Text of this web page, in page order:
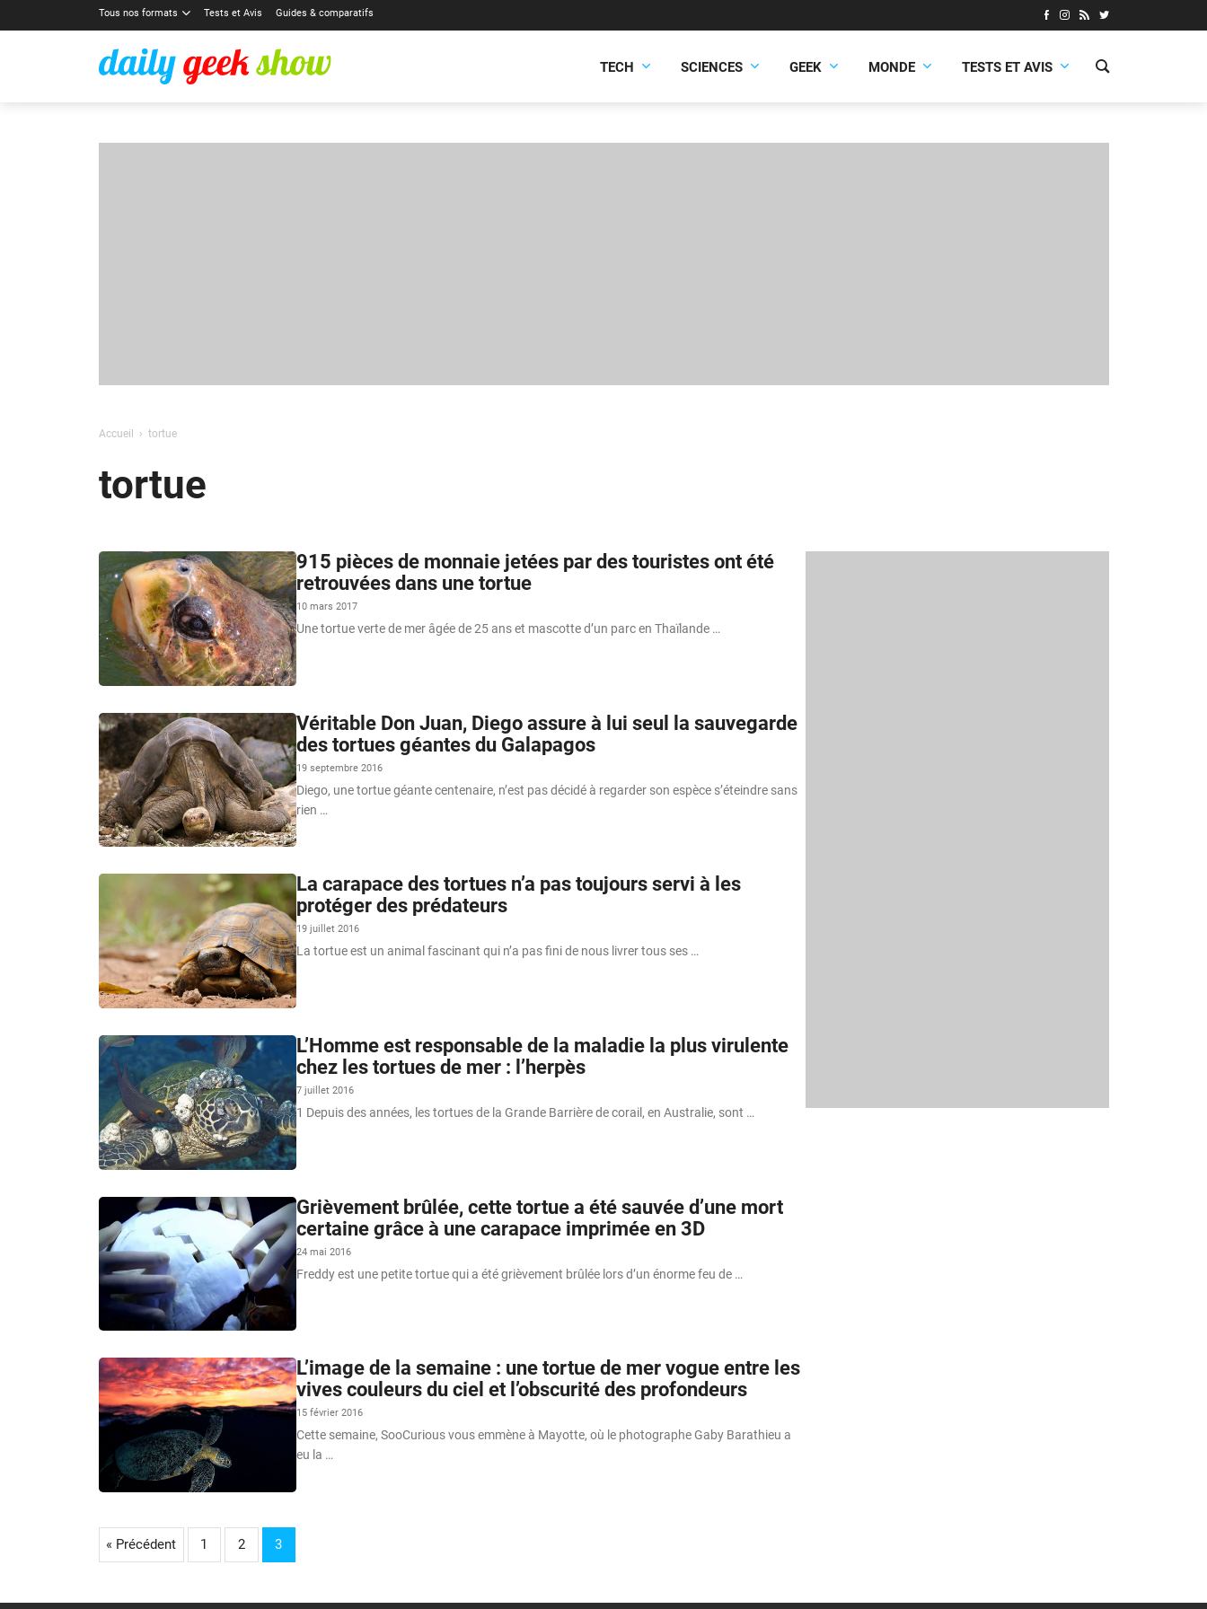
Tous nos formats Tests et Avis Guides & comparatifs
TECH SCIENCES GEEK MONDE TESTS ET AVIS
Accueil tortue
tortue
915 pièces de monnaie jetées par des touristes ont été
retrouvées dans une tortue
10 mars 2017
Une tortue verte de mer âgée de 25 ans et mascotte d’un parc en Thaïlande …
Véritable Don Juan, Diego assure à lui seul la sauvegarde
des tortues géantes du Galapagos
19 septembre 2016
Diego, une tortue géante centenaire, n’est pas décidé à regarder son espèce s’éteindre sans
rien …
La carapace des tortues n’a pas toujours servi à les
protéger des prédateurs
19 juillet 2016
La tortue est un animal fascinant qui n’a pas fini de nous livrer tous ses …
L’Homme est responsable de la maladie la plus virulente
chez les tortues de mer : l’herpès
7 juillet 2016
1 Depuis des années, les tortues de la Grande Barrière de corail, en Australie, sont …
Grièvement brûlée, cette tortue a été sauvée d’une mort
certaine grâce à une carapace imprimée en 3D
24 mai 2016
Freddy est une petite tortue qui a été grièvement brûlée lors d’un énorme feu de …
L’image de la semaine : une tortue de mer vogue entre les
vives couleurs du ciel et l’obscurité des profondeurs
15 février 2016
Cette semaine, SooCurious vous emmène à Mayotte, où le photographe Gaby Barathieu a
eu la …
« Précédent 1 2 3